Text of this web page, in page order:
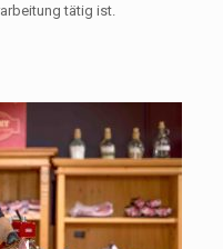
tätig ist.